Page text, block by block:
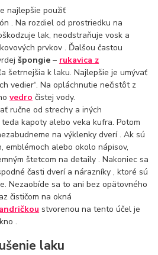
najlepšie použiť
. Na rozdiel od prostriedku na
lak, neodstraňuje vosk a
prvkov . Ďalšou častou
špongie – rukavica z
šetrnejšia k laku. Najlepšie je umývať
vedier“. Na opláchnutie nečistôt z
vedro čistej vody.
ručne od strechy a iných
kapoty alebo veka kufra. Potom
na výklenky dverí . Ak sú
emblémoch alebo okolo nápisov,
štetcom na detaily . Nakoniec sa
časti dverí a nárazníky , ktoré sú
Nezaobíde sa to ani bez opätovného
čističom na okná
stvorenou na tento účel je
.
laku